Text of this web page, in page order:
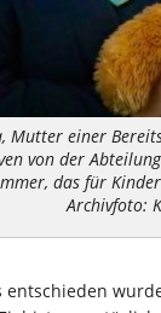
Mutter einer
von der
das für
Archivfoto: